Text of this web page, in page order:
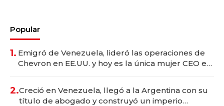
Popular
1. Emigró de Venezuela, lideró las operaciones de
Chevron en EE.UU. y hoy es la única mujer CEO en
2.Creció en Venezuela, llegó a la Argentina con su
título de abogado y construyó un imperio